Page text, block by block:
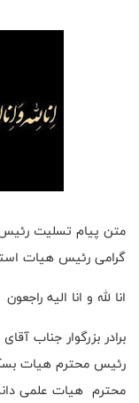
متن پیام تسلیت
گرامی رئیس هیات
انا لله و انا الیه راجعون
برادر بزرگوار جناب
رئیس محترم هیات
محترم هیات علمی